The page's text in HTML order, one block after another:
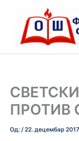
садржај
ПРОТИВ
Од: /22. децембар